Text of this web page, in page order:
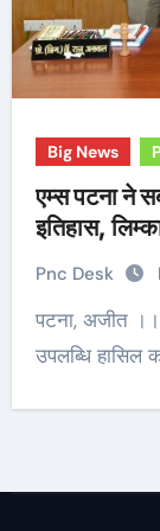
Big News
एम्स पटना ने
इतिहास,
Pnc Desk
पटना, अजीत ।। एम्स पटना ने न्यूरोसर्जरी के क्षेत्र में ऐतिहासिक
उपलब्धि हासिल